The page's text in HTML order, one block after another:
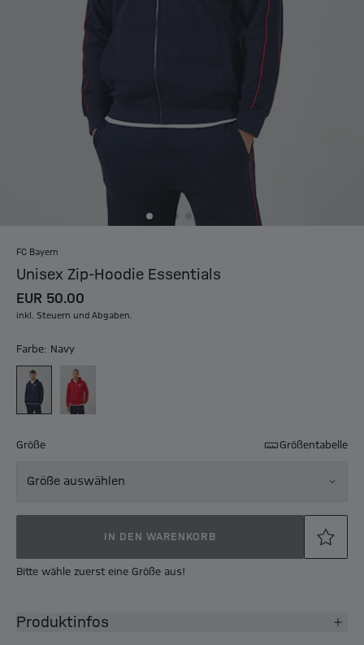
FC Bayern
Unisex Zip-Hoodie Essentials
EUR 50.00
inkl. Steuern und Abgaben.
Farbe: Navy
Größe Größentabelle
Größe auswählen
IN DEN WARENKORB
Bitte wähle zuerst eine Größe aus!
Produktinfos